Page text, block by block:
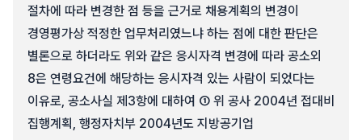
절차에 따라 변경한 점 등을 근거로 채용계획의 변경이
경영평가상 적정한 업무처리였느냐 하는 점에 대한 판단은
별론으로 하더라도 위와 같은 응시자격 변경에 따라 공소외
8은 연령요건에 해당하는 응시자격 있는 사람이 되었다는
이유로, 공소사실 제3항에 대하여 ① 위 공사 2004년 접대비
집행계획, 행정자치부 2004년도 지방공기업